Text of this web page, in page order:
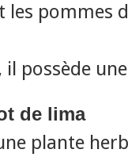
les pommes
possède
de lima
plante